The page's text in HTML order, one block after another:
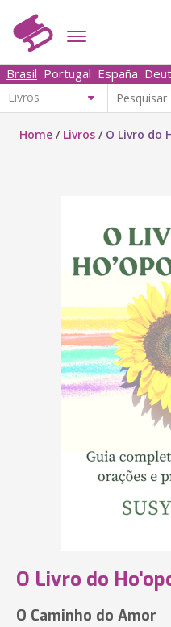
Brasil Portugal España
Home / Livros / O Livro do
O Livro do
O Caminho do Amor